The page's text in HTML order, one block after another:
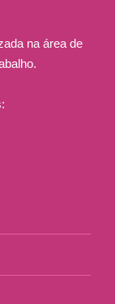
na área de